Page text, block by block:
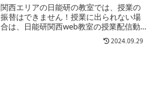
関西エリアの日能研の教室では、授業の
振替はできません！授業に出られない場
合は、日能研関西web教室の授業配信動
画で都合の良い時に自宅で取り組みま
す。動画授業だけって心配…そう思うか
2024.09.29